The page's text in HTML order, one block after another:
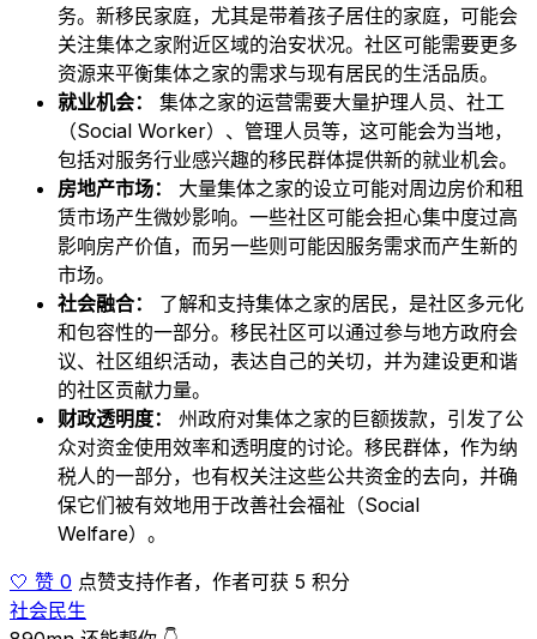
务。新移民家庭，尤其是带着孩子居住的家庭，可能会
关注集体之家附近区域的治安状况。社区可能需要更多
资源来平衡集体之家的需求与现有居民的生活品质。
就业机会：
集体之家的运营需要大量护理人员、社工
（Social Worker）、管理人员等，这可能会为当地，
包括对服务行业感兴趣的移民群体提供新的就业机会。
房地产市场：
大量集体之家的设立可能对周边房价和租
赁市场产生微妙影响。一些社区可能会担心集中度过高
影响房产价值，而另一些则可能因服务需求而产生新的
市场。
社会融合：
了解和支持集体之家的居民，是社区多元化
和包容性的一部分。移民社区可以通过参与地方政府会
议、社区组织活动，表达自己的关切，并为建设更和谐
的社区贡献力量。
财政透明度：
州政府对集体之家的巨额拨款，引发了公
众对资金使用效率和透明度的讨论。移民群体，作为纳
税人的一部分，也有权关注这些公共资金的去向，并确
保它们被有效地用于改善社会福祉（Social
Welfare）。
🤍 赞 0 点赞支持作者，作者可获 5 积分
社会民生